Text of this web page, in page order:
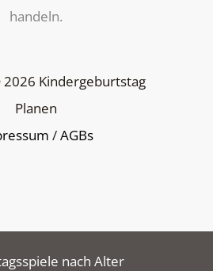
handeln.
Kindergeburtstag
Planen
/AGBs
nach Alter